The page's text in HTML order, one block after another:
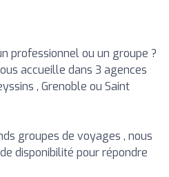
professionnel ou un groupe ?
accueille dans 3 agences
, Grenoble ou Saint
groupes de voyages , nous
disponibilité pour répondre